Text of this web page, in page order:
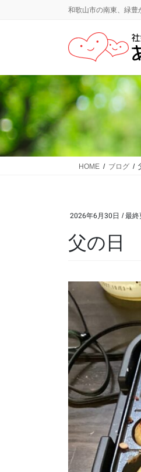
に
移
動
ョ
ン
に
移
動
和歌山市の南東、緑豊
HOME ブログ
2026年6月30日 / 最終
父の日